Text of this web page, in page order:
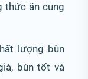
thức ăn cung
lượng bùn
bùn tốt và